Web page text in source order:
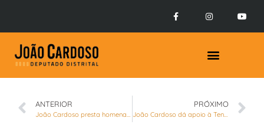
ANTERIOR PRÓXIMO
João Cardoso dá apoio à Tenda da Dengue em Sobradinho 2